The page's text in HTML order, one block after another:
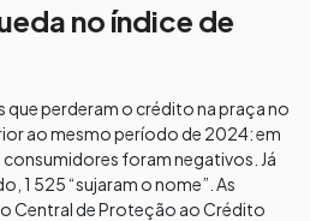
no índice de
perderam o crédito na praça no
ao mesmo período de 2024: em
foram negativos. Já
1 525 “sujaram o nome”. As
Central de Proteção ao Crédito